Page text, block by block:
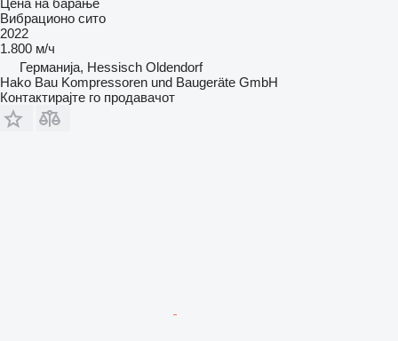
Вибрационо сито
2022
1.800 м/ч
Германија, Hessisch Oldendorf
Hako Bau Kompressoren und Baugeräte GmbH
Контактирајте го продавачот